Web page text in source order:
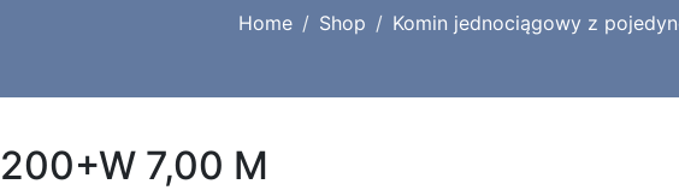
Home Shop Komin jednociągowy z
200+W 7,00 M